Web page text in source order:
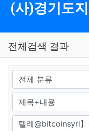
메뉴
(사)경기도
전체검색 결과
그룹
검색조건
검색어